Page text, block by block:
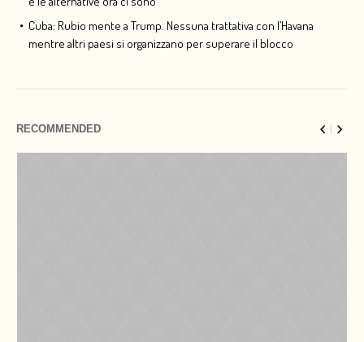
Cuba: Rubio mente a Trump. Nessuna trattativa con l’Havana
mentre altri paesi si organizzano per superare il blocco
RECOMMENDED